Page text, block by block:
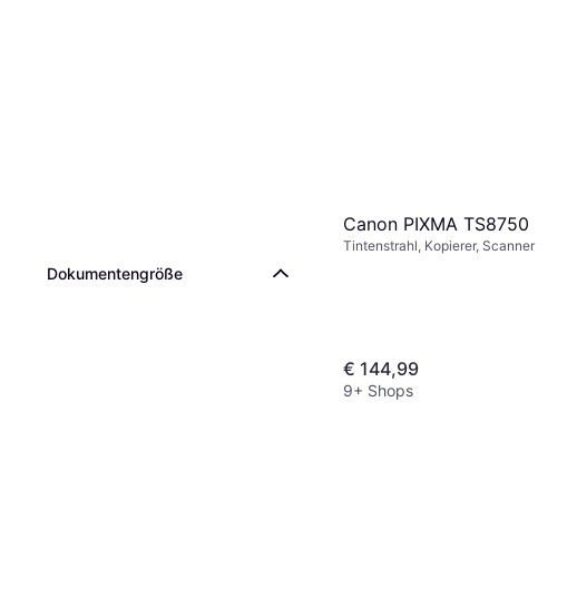
Dokumentengröße
Canon PIXMA TS8750
Tintenstrahl, Kopierer, Scanner
€ 144,99
9+ Shops